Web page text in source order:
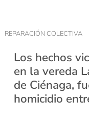
REPARACIÓN COLECTIVA
Los hechos
en la vereda
de Ciénaga,
homicidio